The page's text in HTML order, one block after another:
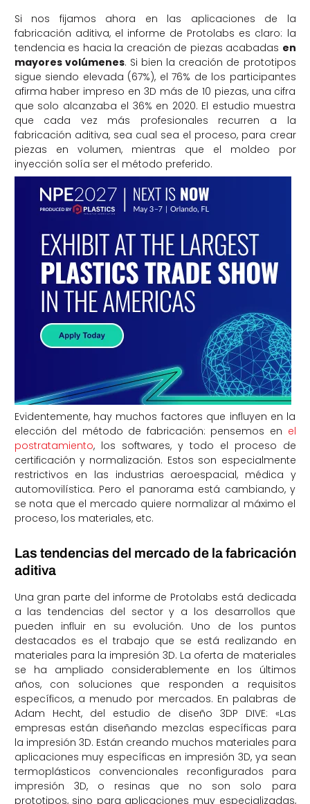
Si nos fijamos ahora en las aplicaciones de la
fabricación aditiva, el informe de Protolabs es claro: la
tendencia es hacia la creación de piezas acabadas en
mayores volúmenes. Si bien la creación de prototipos
sigue siendo elevada (67%), el 76% de los participantes
afirma haber impreso en 3D más de 10 piezas, una cifra
que solo alcanzaba el 36% en 2020. El estudio muestra
que cada vez más profesionales recurren a la
fabricación aditiva, sea cual sea el proceso, para crear
piezas en volumen, mientras que el moldeo por
inyección solía ser el método preferido.
Evidentemente, hay muchos factores que influyen en la
elección del método de fabricación: pensemos en el
postratamiento, los softwares, y todo el proceso de
certificación y normalización. Estos son especialmente
restrictivos en las industrias aeroespacial, médica y
automovilística. Pero el panorama está cambiando, y
se nota que el mercado quiere normalizar al máximo el
proceso, los materiales, etc.
Las tendencias del mercado de la fabricación
aditiva
Una gran parte del informe de Protolabs está dedicada
a las tendencias del sector y a los desarrollos que
pueden influir en su evolución. Uno de los puntos
destacados es el trabajo que se está realizando en
materiales para la impresión 3D. La oferta de materiales
se ha ampliado considerablemente en los últimos
años, con soluciones que responden a requisitos
específicos, a menudo por mercados. En palabras de
Adam Hecht, del estudio de diseño 3DP DIVE: «Las
empresas están diseñando mezclas específicas para
la impresión 3D. Están creando muchos materiales para
aplicaciones muy específicas en impresión 3D, ya sean
termoplásticos convencionales reconfigurados para
impresión 3D, o resinas que no son solo para
prototipos, sino para aplicaciones muy especializadas,